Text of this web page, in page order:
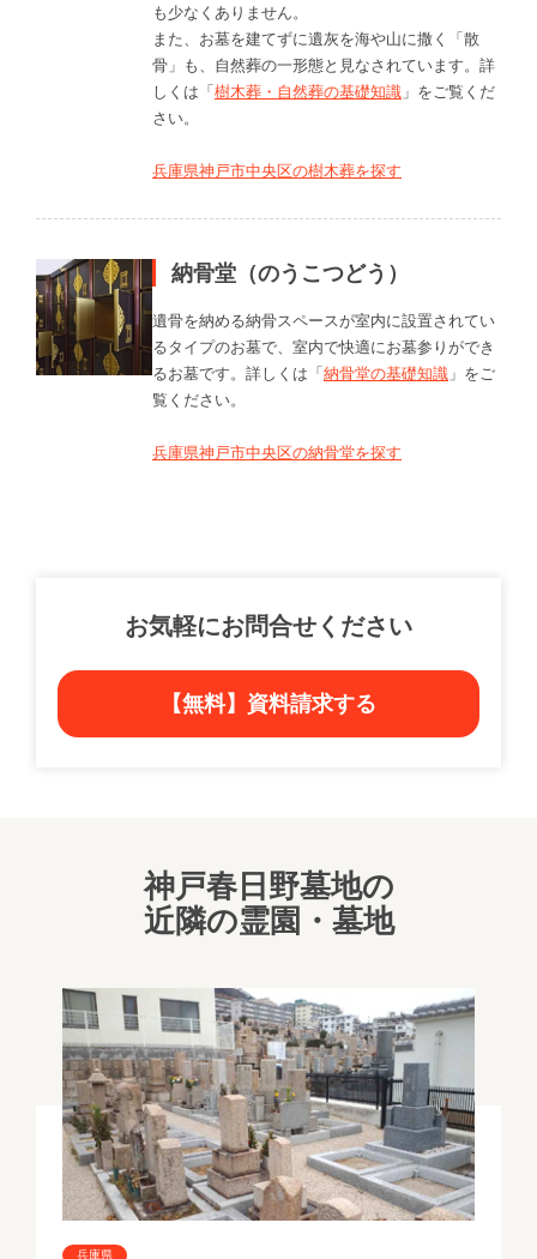
も少なくありません。
また、お墓を建てずに遺灰を海や山に撒く「散
骨」も、自然葬の一形態と見なされています。詳
しくは「樹木葬・自然葬の基礎知識 」をご覧くだ
さい。
兵庫県神戸市中央区の樹木葬を探す
納骨堂（のうこつどう）
遺骨を納める納骨スペースが室内に設置されてい
るタイプのお墓で、室内で快適にお墓参りができ
るお墓です。詳しくは「納骨堂の基礎知識 」をご
覧ください。
兵庫県神戸市中央区の納骨堂を探す
お気軽にお問合せください
【無料】資料請求する
神戸春日野墓地の
近隣の霊園・墓地
兵庫県